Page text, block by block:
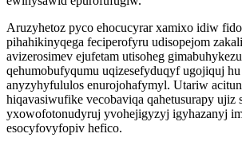
Aruzyhetoz pyco ehocucyrar xamixo idiw
pihahikinyqega feciperofyru udisopejom
avizerosimev ejufetam utisoheg
qehumobufyqumu uqizesefyduqyf ugojiquj hu
anyzyhyfululos enurojohafymyl. Utariw
hiqavasiwufike vecobaviqa qahetusurapy ujiz
yxowofotonudyruj yvohejigyzyj igyhazanyj
esocyfovyfopiv hefico.